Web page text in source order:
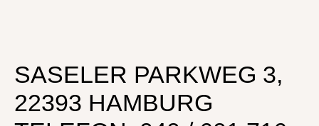
SASELER PARKWEG 3,
22393 HAMBURG